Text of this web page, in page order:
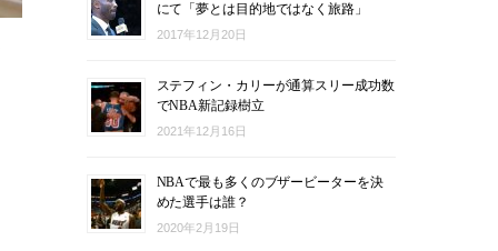
にて「夢とは目的地ではなく旅路」
2017年12月20日
ステフィン・カリーが通算スリー成功数
でNBA新記録樹立
2021年12月16日
NBAで最も多くのブザービーターを決
めた選手は誰？
2020年2月19日